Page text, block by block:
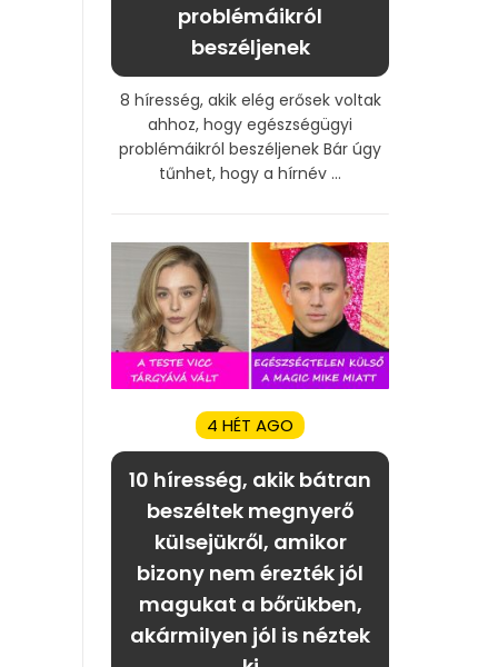
problémáikról
beszéljenek
8 híresség, akik elég erősek voltak
ahhoz, hogy egészségügyi
problémáikról beszéljenek Bár úgy
tűnhet, hogy a hírnév ...
4 HÉT AGO
10 híresség, akik bátran
beszéltek megnyerő
külsejükről, amikor
bizony nem érezték jól
magukat a bőrükben,
akármilyen jól is néztek